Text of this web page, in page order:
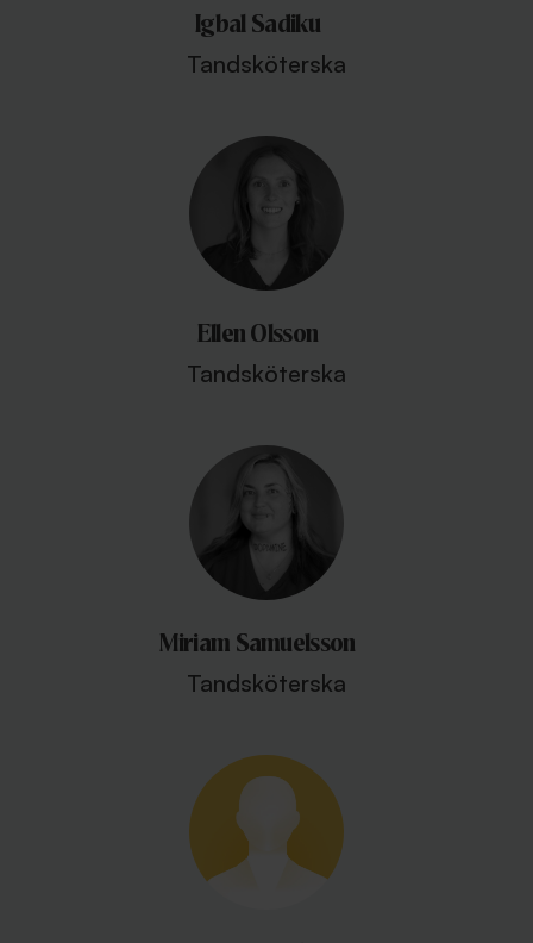
Igbal Sadiku
Tandsköterska
Ellen Olsson
Tandsköterska
Miriam Samuelsson
Tandsköterska